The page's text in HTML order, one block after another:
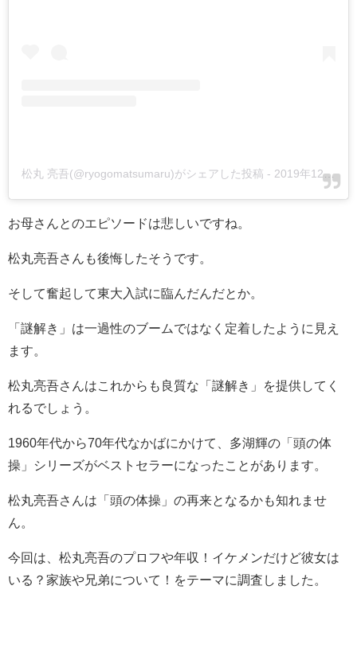
松丸 亮吾(@ryogomatsumaru)がシェアした投稿 - 2019年12月月5日午後2時49分PST
お母さんとのエピソードは悲しいですね。
松丸亮吾さんも後悔したそうです。
そして奮起して東大入試に臨んだんだとか。
「謎解き」は一過性のブームではなく定着したように見え
ます。
松丸亮吾さんはこれからも良質な「謎解き」を提供してく
れるでしょう。
1960年代から70年代なかばにかけて、多湖輝の「頭の体
操」シリーズがベストセラーになったことがあります。
松丸亮吾さんは「頭の体操」の再来となるかも知れませ
ん。
今回は、松丸亮吾のプロフや年収！イケメンだけど彼女は
いる？家族や兄弟について！をテーマに調査しました。